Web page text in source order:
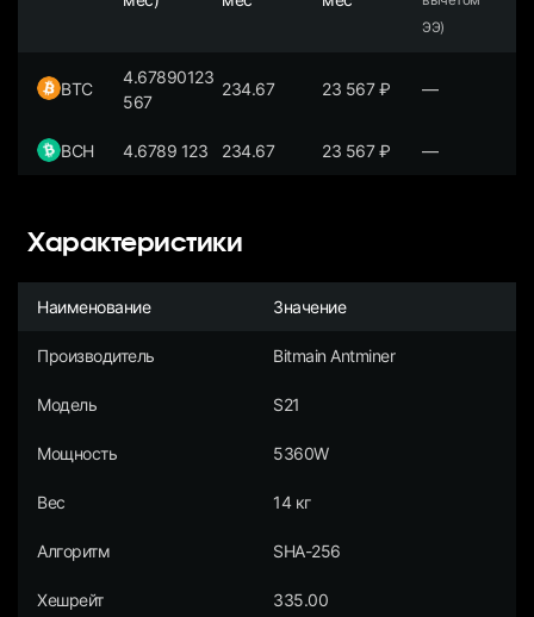
ЭЭ)
BTC
4.67890123
567
234.67 23 567₽ —
BCH 4.6789 123 234.67 23 567₽ —
Характеристики
Наименование Значение
Производитель Bitmain Antminer
Модель S21
Мощность 5360W
Вес 14 кг
Алгоритм SHA-256
Хешрейт 335.00